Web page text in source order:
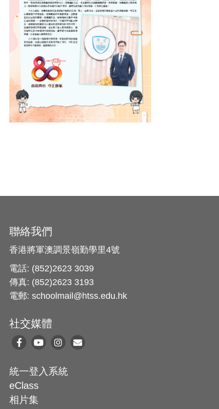
聯絡我們
香港將軍澳調景嶺勤學里4號
電話: (852)2623 3039
傳真: (852)2623 3193
電郵: schoolmail@htss.edu.hk
社交媒體
統一登入系統
eClass
相片集